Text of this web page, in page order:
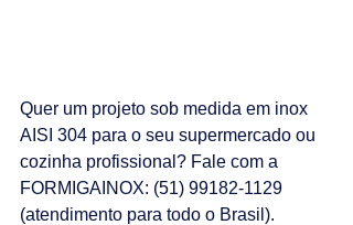
Quer um projeto sob medida em inox
AISI 304 para o seu supermercado ou
cozinha profissional? Fale com a
FORMIGAINOX: (51) 99182-1129
(atendimento para todo o Brasil).